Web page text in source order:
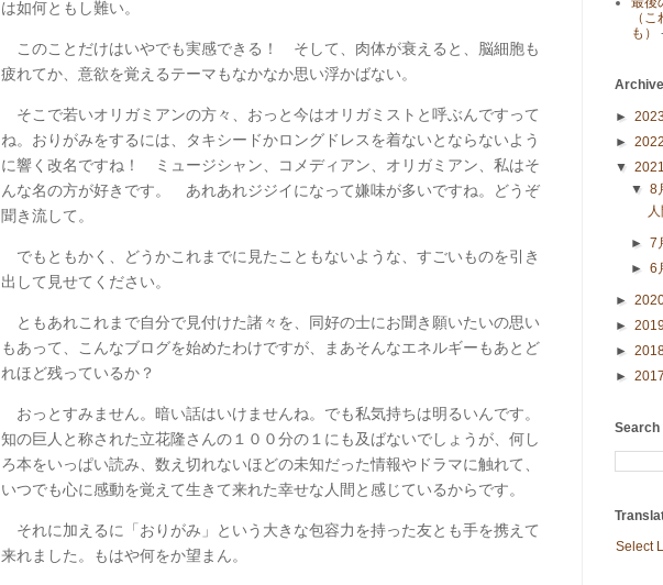
は如何ともし難い。
このことだけはいやでも実感できる！ そして、肉体が衰えると、脳細胞も
疲れてか、意欲を覚えるテーマもなかなか思い浮かばない。
そこで若いオリガミアンの方々、おっと今はオリガミストと呼ぶんですって
ね。おりがみをするには、タキシードかロングドレスを着ないとならないよう
に響く改名ですね！ ミュージシャン、コメディアン、オリガミアン、私はそ
んな名の方が好きです。 あれあれジジイになって嫌味が多いですね。どうぞ
聞き流して。
でもともかく、どうかこれまでに見たこともないような、すごいものを引き
出して見せてください。
ともあれこれまで自分で見付けた諸々を、同好の士にお聞き願いたいの思い
もあって、こんなブログを始めたわけですが、まあそんなエネルギーもあとど
れほど残っているか？
おっとすみません。暗い話はいけませんね。でも私気持ちは明るいんです。
知の巨人と称された立花隆さんの１００分の１にも及ばないでしょうが、何し
ろ本をいっぱい読み、数え切れないほどの未知だった情報やドラマに触れて、
いつでも心に感動を覚えて生きて来れた幸せな人間と感じているからです。
それに加えるに「おりがみ」という大きな包容力を持った友とも手を携えて
来れました。もはや何をか望まん。
（こ
も）
► 2023
► 2022
▼ 2021
▼8
►7
►6
►
► 2019
►
► 2017
Search
Select